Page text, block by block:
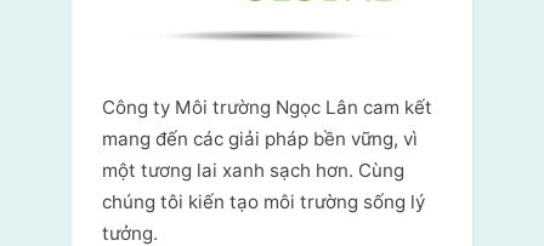
Công ty Môi trường Ngọc Lân cam kết
mang đến các giải pháp bền vững, vì
một tương lai xanh sạch hơn. Cùng
chúng tôi kiến tạo môi trường sống lý
tưởng.